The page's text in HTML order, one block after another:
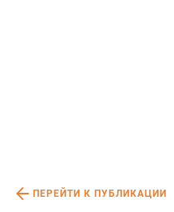
ПЕРЕЙТИ К ПУБЛИКАЦИИ